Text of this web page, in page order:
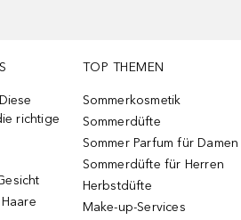
richtige
TOP THEMEN
Sommerkosmetik
Sommerdüfte
Sommer Parfum für Damen
Sommerdüfte für Herren
Herbstdüfte
Make-up-Services